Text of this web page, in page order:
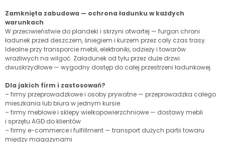
Zamknięta zabudowa — ochrona ładunku w każdych
warunkach
W przeciwieństwie do plandeki i skrzyni otwartej — furgon chroni
ładunek przed deszczem, śniegiem i kurzem przez cały czas trasy.
Idealne przy transporcie mebli, elektroniki, odzieży i towarów
wrażliwych na wilgoć. Załadunek od tyłu przez duże drzwi
dwuskrzydłowe — wygodny dostęp do całej przestrzeni ładunkowej.
Dla jakich firm i zastosowań?
– firmy przeprowadzkowe i osoby prywatne — przeprowadzka całego
mieszkania lub biura w jednym kursie
– firmy meblowe i sklepy wielkopowierzchniowe — dostawy mebli
i sprzętu AGD do klientów
– firmy e-commerce i fulfillment — transport dużych partii towaru
między magazynami